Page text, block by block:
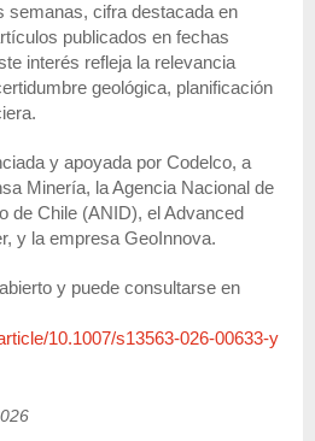
semanas, cifra destacada en
publicados en fechas
interés refleja la relevancia
geológica, planificación
y apoyada por Codelco, a
Minería, la Agencia Nacional de
de Chile (ANID), el Advanced
y la empresa GeoInnova.
y puede consultarse en
10.1007/s13563-026-00633-y